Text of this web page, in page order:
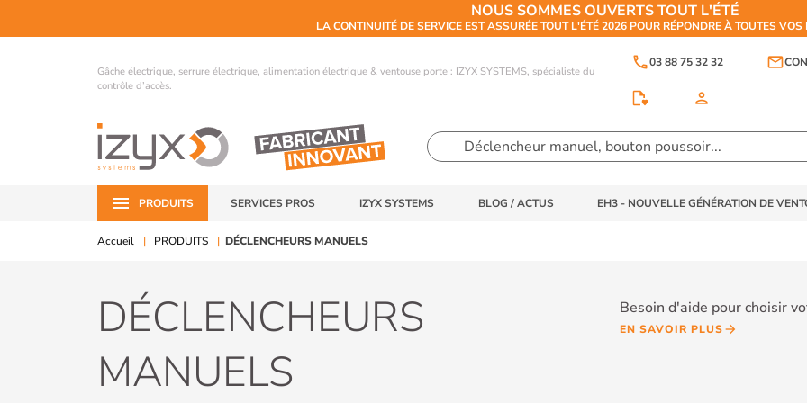
NOUS SOMMES OUVERTS TOUT L'ÉTÉ
LA CONTINUITÉ DE SERVICE EST ASSURÉE TOUT L'ÉTÉ 2026 POUR RÉPONDRE À TOUTES
Gâche électrique, serrure électrique, alimentation électrique & ventouse porte : IZYX SYSTEMS, spécialiste du
contrôle d’accès.
phone03 88 75 32 32 email
person
PRODUITS SERVICES PROS IZYX SYSTEMS BLOG / ACTUS EH3 - NOUVELLE GÉNÉRATION DE
Accueil PRODUITS DÉCLENCHEURS MANUELS
DÉCLENCHEURS
MANUELS
Besoin d'aide pour choisir
EN SAVOIR PLUSarrow_forward